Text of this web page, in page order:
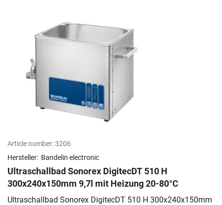
Article number:3206
Hersteller: Bandelin electronic
Ultraschallbad Sonorex DigitecDT 510 H
300x240x150mm 9,7l mit Heizung 20-80°C
Ultraschallbad Sonorex DigitecDT 510 H 300x240x150mm